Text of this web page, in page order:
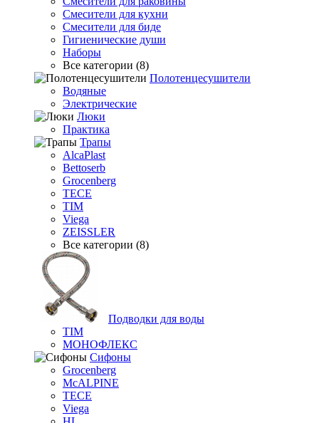
Смесители для кухни
Смесители для биде
Гигиенические души
Наборы
Все категории (8)
Полотенцесушители
Водяные
Электрические
Люки
Практика
Трапы
AlcaPlast
Bettoserb
Grocenberg
TECE
TIM
Viega
ZEISSLER
Все категории (8)
Подводки для воды
TIM
МОНОФЛЕКС
Сифоны
Grocenberg
McALPINE
TECE
Viega